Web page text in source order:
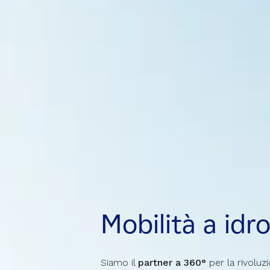
Mobilità a
Siamo il partner a 360° per la
Mobilità a
Siamo il partner a 360° per la
Mobilità a
Siamo il partner a 360° per la